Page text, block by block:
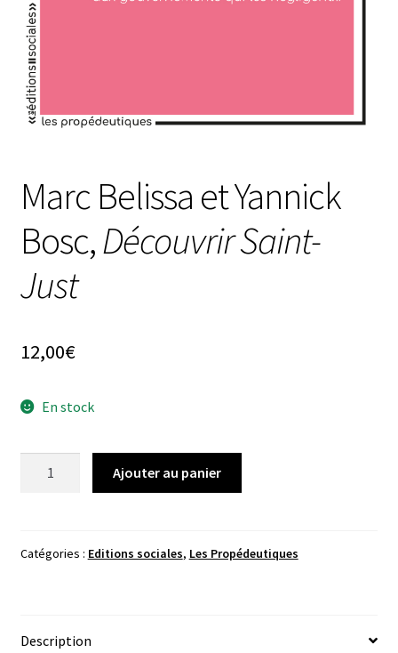
Marc Belissa et Yannick
Bosc,Découvrir Saint-
Just
12,00€
En stock
et
Saint-
Ajouter au panier
Catégories : Editions sociales, Les Propédeutiques
Description